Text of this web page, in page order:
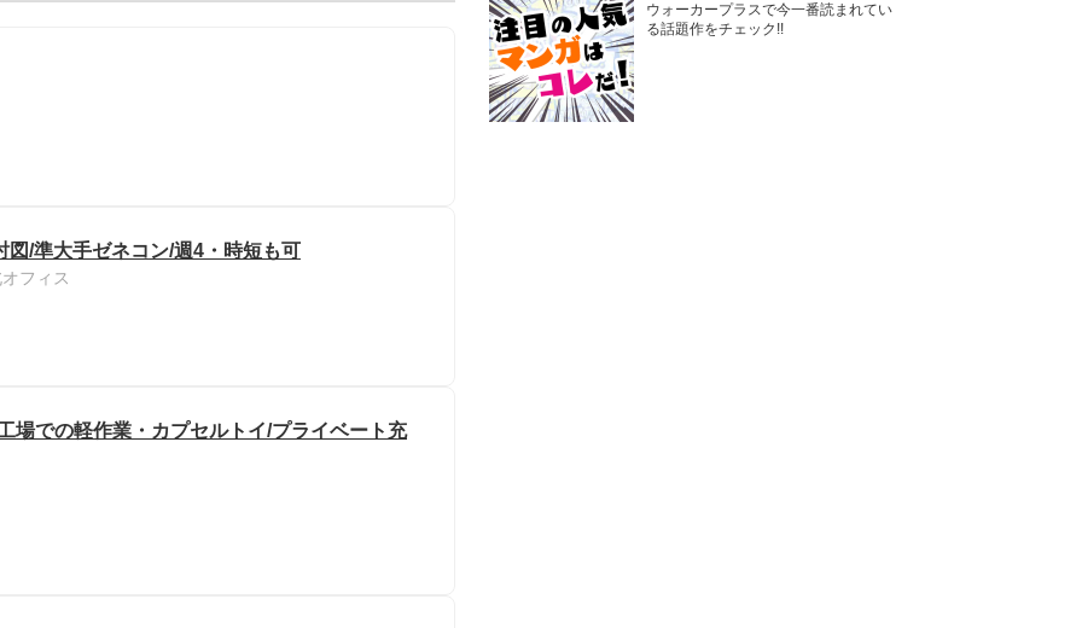
/準大手ゼネコン/週4・時短も可
フィス
場での軽作業・カプセルトイ/プライベート充
ウォーカープラスで今一番読まれてい
る話題作をチェック!!